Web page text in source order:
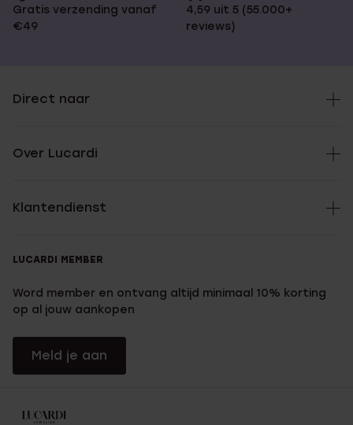
Gratis verzending vanaf
€49
4,59 uit 5 (55.000+
reviews)
Direct naar
Over Lucardi
Klantendienst
LUCARDI MEMBER
Word member en ontvang altijd minimaal 10% korting
op al jouw aankopen
Meld je aan